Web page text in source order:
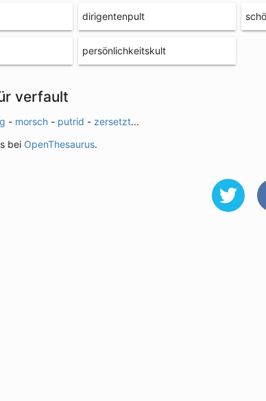
dirigentenpult
persönlichkeitskult
verfault
- morsch - putrid - zersetzt...
bei OpenThesaurus.